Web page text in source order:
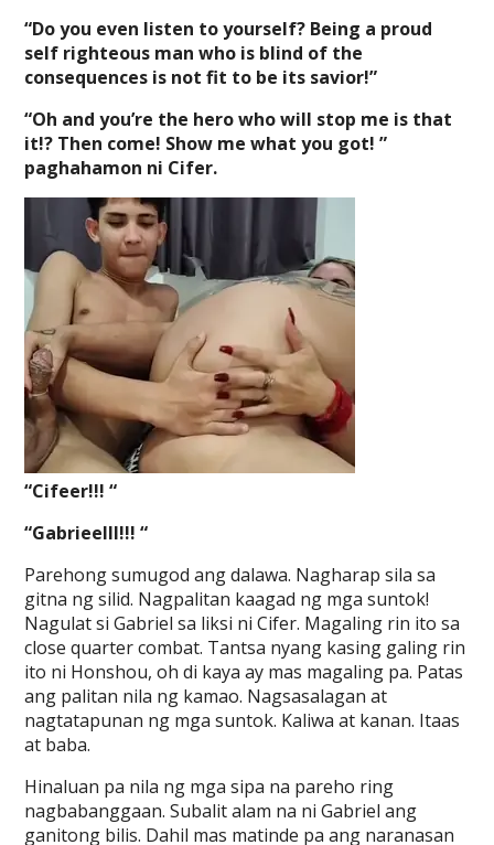
“Do you even listen to yourself? Being a proud
self righteous man who is blind of the
consequences is not fit to be its savior!”
“Oh and you’re the hero who will stop me is that
it!? Then come! Show me what you got! ”
paghahamon ni Cifer.
“Cifeer!!! “
“Gabrieelll!!! “
Parehong sumugod ang dalawa. Nagharap sila sa
gitna ng silid. Nagpalitan kaagad ng mga suntok!
Nagulat si Gabriel sa liksi ni Cifer. Magaling rin ito sa
close quarter combat. Tantsa nyang kasing galing rin
ito ni Honshou, oh di kaya ay mas magaling pa. Patas
ang palitan nila ng kamao. Nagsasalagan at
nagtatapunan ng mga suntok. Kaliwa at kanan. Itaas
at baba.
Hinaluan pa nila ng mga sipa na pareho ring
nagbabanggaan. Subalit alam na ni Gabriel ang
ganitong bilis. Dahil mas matinde pa ang naranasan